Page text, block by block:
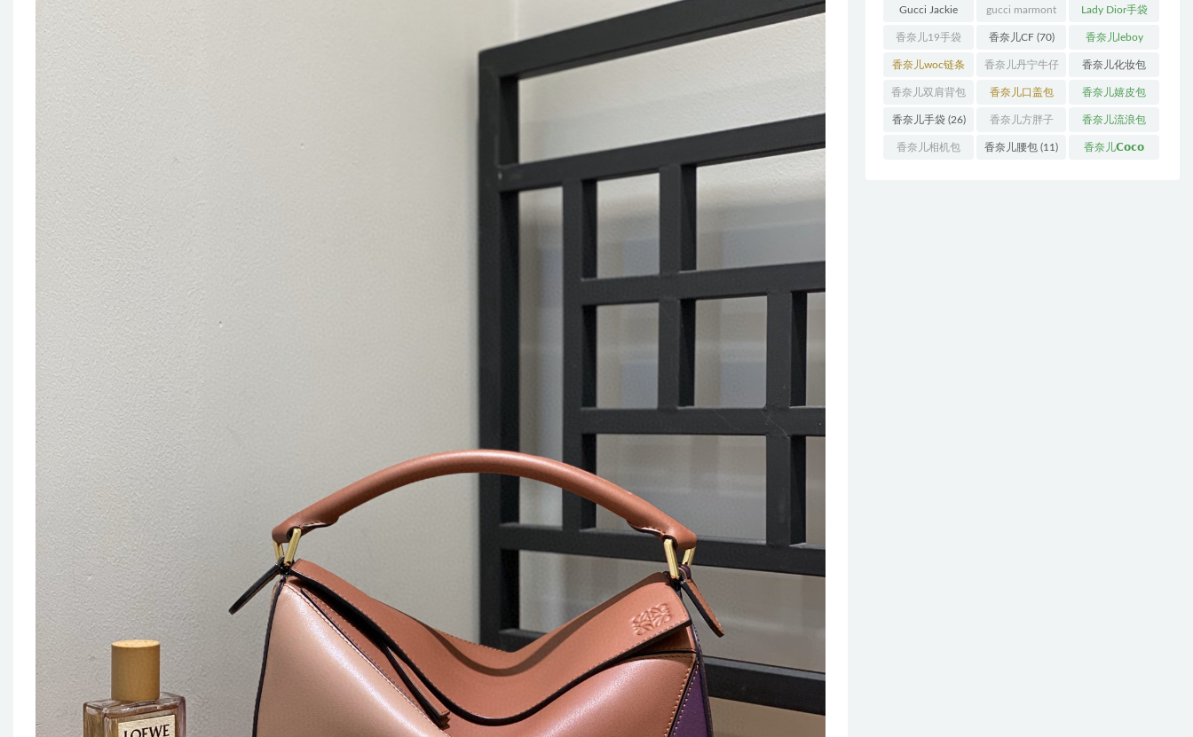
特包(11)
Gucci Jackie
(11)
gucci marmont
系列(19)
Lady Dior手袋
(51)
香奈儿19手袋
(27)
香奈儿CF(70) 香奈儿leboy
(13)
香奈儿woc链条
包 (11)
香奈儿丹宁牛仔
(12)
香奈儿化妆包
(13)
香奈儿双肩背包
(13)
香奈儿口盖包
(55)
香奈儿嬉皮包
(10)
香奈儿手袋(26) 香奈儿方胖子
(11)
香奈儿流浪包
(10)
香奈儿相机包 香奈儿腰包 (11) 香奈儿𝗖𝗼𝗰𝗼